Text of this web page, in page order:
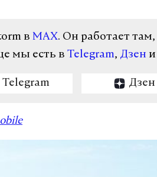
в MAX. Он работает
мы есть в Telegram, Дзен и
Telegram Дзен